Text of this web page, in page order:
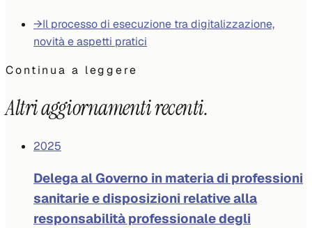
→Il processo di esecuzione tra digitalizzazione,
novità e aspetti pratici
Continua a leggere
Altri aggiornamenti recenti.
2025
Delega al Governo in materia di professioni
sanitarie e disposizioni relative alla
responsabilità professionale degli